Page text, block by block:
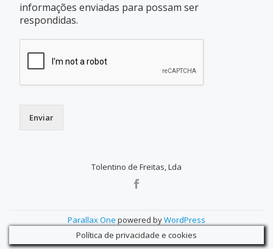
informações enviadas para possam ser
respondidas.
Enviar
Tolentino de Freitas, Lda
Parallax One powered byWordPress
Política de privacidade e cookies